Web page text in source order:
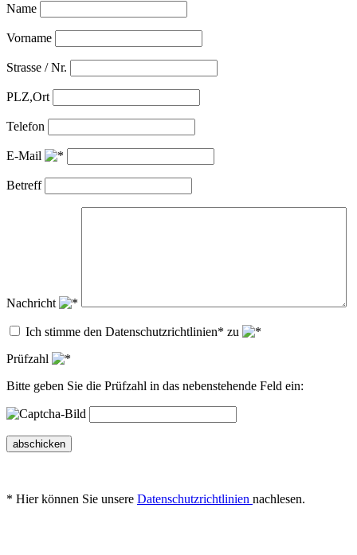
Name
Vorname
Strasse / Nr.
PLZ,Ort
Telefon
E-Mail
Betreff
Nachricht
Ich stimme den Datenschutzrichtlinien* zu
Prüfzahl
Bitte geben Sie die Prüfzahl in das nebenstehende Feld ein:
abschicken
* Hier können Sie unsere Datenschutzrichtlinien nachlesen.